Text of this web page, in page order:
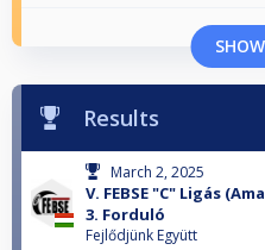
Results
March 2, 2025
V. FEBSE "C" Ligás
3. Forduló
Fejlődjünk Együtt